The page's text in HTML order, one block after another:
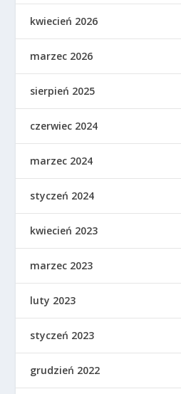
kwiecień 2026
marzec 2026
sierpień 2025
czerwiec 2024
marzec 2024
styczeń 2024
kwiecień 2023
marzec 2023
luty 2023
styczeń 2023
grudzień 2022